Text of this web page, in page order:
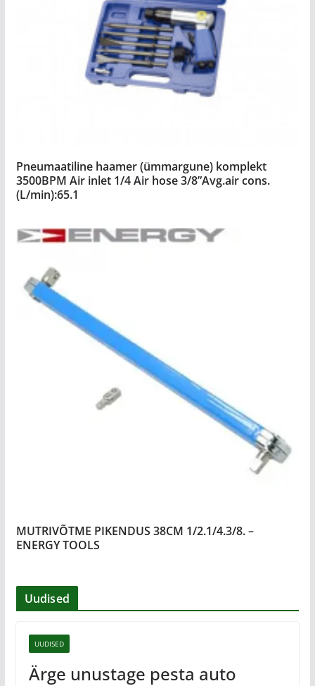
Pneumaatiline haamer (ümmargune) komplekt
3500BPM Air inlet 1/4 Air hose 3/8”Avg.air cons.
(L/min):65.1
MUTRIVÕTME PIKENDUS 38CM 1/2.1/4.3/8. –
ENERGY TOOLS
Uudised
UUDISED
Ärge unustage pesta auto